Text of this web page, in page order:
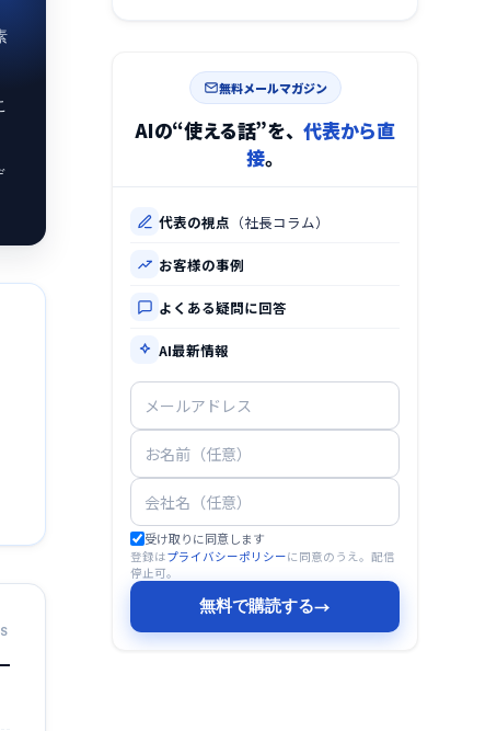
無料メールマガジン
AIの“使える話”を、代表から直
接。
代表の視点 （社長コラム）
お客様の事例
よくある疑問に回答
AI最新情報
受け取りに同意します
登録はプライバシーポリシーに同意のうえ。配信
停止可。
無料で購読する→